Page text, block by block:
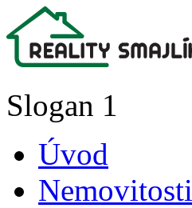
Slogan 1
Úvod
Nemovitosti